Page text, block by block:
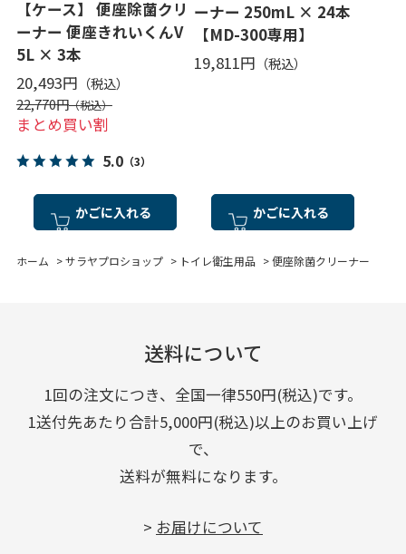
【ケース】 便座除菌クリ
ーナー 便座きれいくんV
5L × 3本
20,493円
22,770円
まとめ買い割
5.0（3）
かごに入れる
ーナー 250mL × 24本
【MD-300専用】
19,811円
かごに入れる
ホーム >サラヤプロショップ > トイレ衛生用品 >便座除菌クリーナー
送料について
1回の注文につき、全国一律550円(税込)です。
1送付先あたり合計5,000円(税込)以上のお買い上げ
で、
送料が無料になります。
> お届けについて